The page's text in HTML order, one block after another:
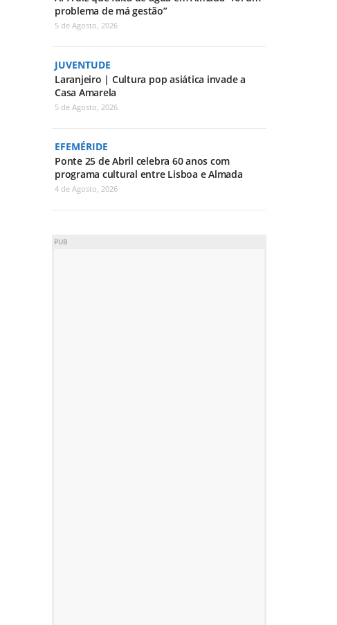
problema de má gestão”
5 de Agosto, 2026
JUVENTUDE
Laranjeiro | Cultura pop asiática invade a
Casa Amarela
5 de Agosto, 2026
EFEMÉRIDE
Ponte 25 de Abril celebra 60 anos com
programa cultural entre Lisboa e Almada
4 de Agosto, 2026
PUB